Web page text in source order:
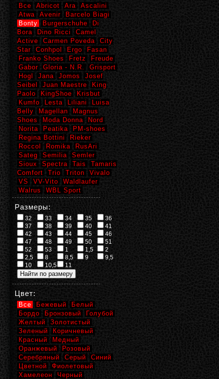
Все Abricot Ara
Ascalini
Atwa
Avenir
Barcelo Biagi
Bonty
Burgerschuhe
Di
Bora
Dino Ricci
Camel
Active
Carmen Poveda
City
Star
Conhpol Ergo
Fasan
Franko Shoes
Fretz
Freude
Gabor
Gloria - N.R.
Grisport
Hogl
Jana Jomos
Josef
Seibel
Juan Maestre
King
Paolo
KingShoe
Krisbut
Kumfo
Lesta Liliani
Luisa
Belly
Magellan
Magnus
Shoes
Moda Donna
Nord
Norita
Peatika
PM-shoes
Regina Bottini
Rieker
Roccol
Romika
RusAri
Sateg
Semilia
Semler
Sioux
Spectra Tais
Tamaris
Comfort
Trio Triton
Vivalo
VS
VV-Vito
Waldlaufer
Walrus
WBL Sport
Размеры:
32 33 34 35
36
37
38 39 40
41
42
43 44 45
46
47
48 49 50
51
52
53 1 1,5
2
2,5
8 8,5 9
9,5
10
10,5 11
Цвет:
Все Бежевый
Белый
Бордо
Бронзовый
Голубой
Желтый
Золотистый
Зеленый
Коричневый
Красный
Медный
Оранжевый
Розовый
Серебряный
Серый
Синий
Цветной
Фиолетовый
Хамелеон
Черный